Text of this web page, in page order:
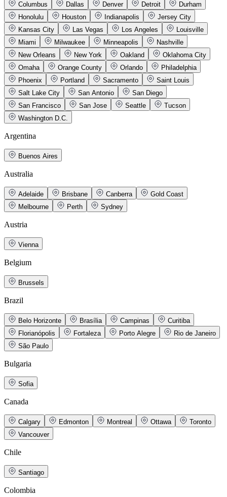
Columbus
Dallas Denver Detroit
Durham
Honolulu
Houston Indianapolis
Jersey City
Kansas City
Las Vegas Los Angeles
Louisville
Miami
Milwaukee Minneapolis
Nashville
New Orleans
New York Oakland
Oklahoma City
Omaha
Orange County Orlando
Philadelphia
Phoenix
Portland Sacramento
Saint Louis
Salt Lake City
San Antonio
San Diego
San Francisco
San Jose Seattle
Tucson
Washington D.C.
Argentina
Buenos Aires
Australia
Adelaide Brisbane Canberra
Gold Coast
Melbourne
Perth Sydney
Austria
Vienna
Belgium
Brussels
Brazil
Belo Horizonte Brasília Campinas
Curitiba
Florianópolis
Fortaleza Porto Alegre
Rio de Janeiro
São Paulo
Bulgaria
Sofia
Canada
Calgary Edmonton Montreal Ottawa
Toronto
Vancouver
Chile
Santiago
Colombia